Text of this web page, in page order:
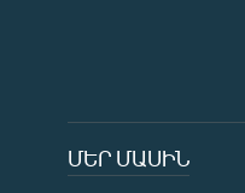
ՄԵՐ ՄԱՍԻՆ